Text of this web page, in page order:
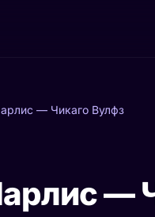
— Чикаго Вулфз
—